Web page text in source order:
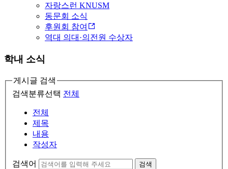
자랑스런 KNUSM
동문회 소식
후원회 참여
역대 의대·의전원 수상자
학내 소식
게시글 검색
검색분류선택 전체
전체
제목
내용
작성자
검색어 검색